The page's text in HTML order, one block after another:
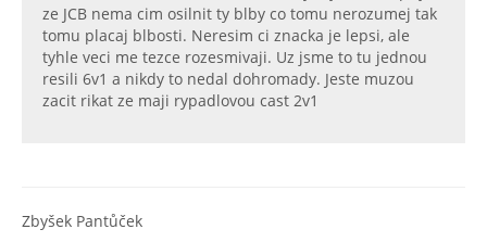
ze JCB nema cim osilnit ty blby co tomu nerozumej tak
tomu placaj blbosti. Neresim ci znacka je lepsi, ale
tyhle veci me tezce rozesmivaji. Uz jsme to tu jednou
resili 6v1 a nikdy to nedal dohromady. Jeste muzou
zacit rikat ze maji rypadlovou cast 2v1
Zbyšek Pantůček